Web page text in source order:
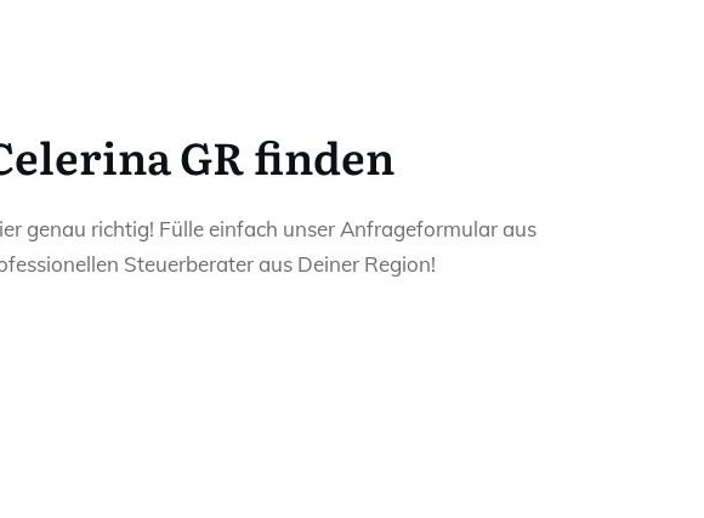
GR finden
genau richtig! Fülle einfach unser Anfrageformular aus
Steuerberater aus Deiner Region!